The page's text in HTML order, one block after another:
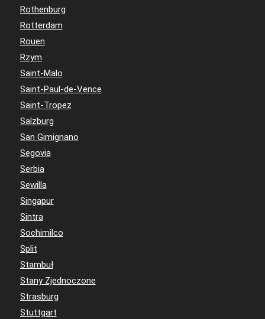
Rothenburg
Rotterdam
Rouen
Rzym
Saint-Malo
Saint-Paul-de-Vence
Saint-Tropez
Salzburg
San Gimignano
Segovia
Serbia
Sewilla
Singapur
Sintra
Sochimilco
Split
Stambuł
Stany Zjednoczone
Strasburg
Stuttgart